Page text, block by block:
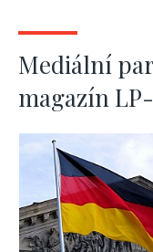
Mediální
magazín